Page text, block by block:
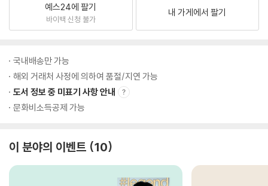
예스24에 팔기
바이백 신청 불가
내 가게에서 팔기
국내배송만 가능
해외 거래처 사정에 의하여 품절/지연 가능
도서 정보 중 미표기 사항 안내
문화비소득공제 가능
이 분야의 이벤트 10